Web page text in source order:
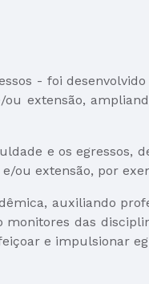
- foi
extensão,
e os
ou extensão, por
auxiliando
das
e impulsionar